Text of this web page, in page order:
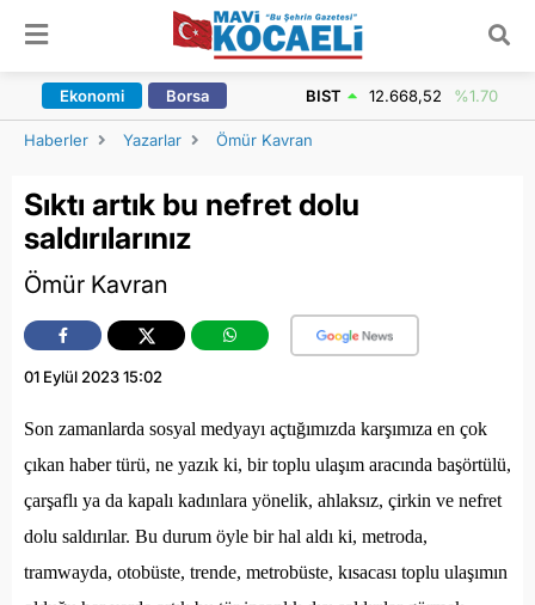
Ekonomi Borsa BIST 12.668,52 %1.70
Haberler Yazarlar Ömür Kavran
Sıktı artık bu nefret dolu
saldırılarınız
Ömür Kavran
01 Eylül 2023 15:02
Son zamanlarda sosyal medyayı açtığımızda karşımıza en çok
çıkan haber türü, ne yazık ki, bir toplu ulaşım aracında başörtülü,
çarşaflı ya da kapalı kadınlara yönelik, ahlaksız, çirkin ve nefret
dolu saldırılar. Bu durum öyle bir hal aldı ki, metroda,
tramwayda, otobüste, trende, metrobüste, kısacası toplu ulaşımın